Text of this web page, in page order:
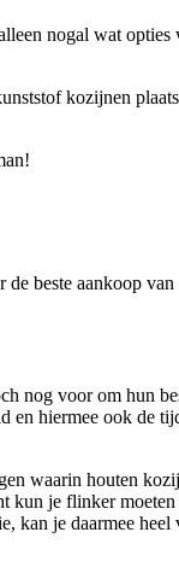
nogal wat opties
kozijnen
beste aankoop
nog voor om hun
hiermee ook de
waarin houten
kun je flinker
kan je daarmee